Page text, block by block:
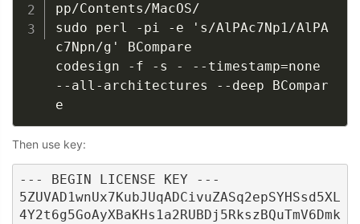
pp/Contents/MacOS/
sudo perl -pi -e 's/AlPAc7Np1/AlPA
c7Npn/g' BCompare
codesign -f -s - --timestamp=none
--all-architectures --deep BCompar
e
Then use key:
--- BEGIN LICENSE KEY ---
5ZUVAD1wnUx7KubJUqADCivuZASq2epSYHSsd5XL
4Y2t6g5GoAyXBaKHs1a2RUBDj5RkszBQuTmV6Dmk